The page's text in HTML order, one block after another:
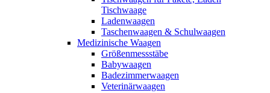
Tischwaage
Ladenwaagen
Taschenwaagen & Schulwaagen
Medizinische Waagen
Größenmessstäbe
Babywaagen
Badezimmerwaagen
Veterinärwaagen